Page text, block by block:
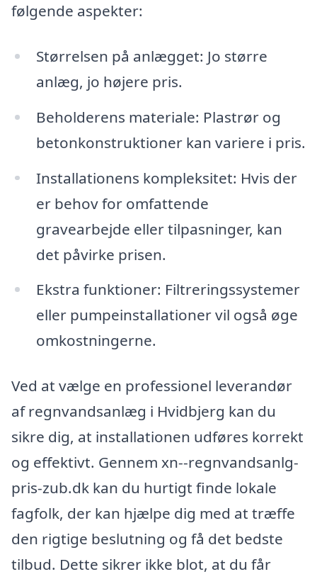
følgende aspekter:
Størrelsen på anlægget: Jo større
anlæg, jo højere pris.
Beholderens materiale: Plastrør og
betonkonstruktioner kan variere i pris.
Installationens kompleksitet: Hvis der
er behov for omfattende
gravearbejde eller tilpasninger, kan
det påvirke prisen.
Ekstra funktioner: Filtreringssystemer
eller pumpeinstallationer vil også øge
omkostningerne.
Ved at vælge en professionel leverandør
af regnvandsanlæg i Hvidbjerg kan du
sikre dig, at installationen udføres korrekt
og effektivt. Gennem xn--regnvandsanlg-
pris-zub.dk kan du hurtigt finde lokale
fagfolk, der kan hjælpe dig med at træffe
den rigtige beslutning og få det bedste
tilbud. Dette sikrer ikke blot, at du får